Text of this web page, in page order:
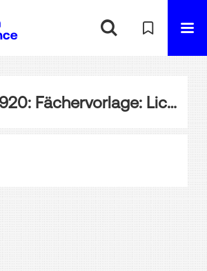
BPA-016920: Fächervorlage: Lichtdruck auf Seide